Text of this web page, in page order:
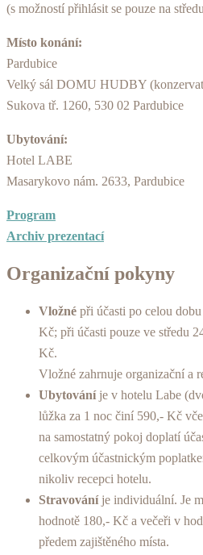
(s možností přihlásit se pouze na
Místo konání:
Pardubice
Velký sál DOMU HUDBY
Sukova tř. 1260, 530 02 Pardubice
Ubytování:
Hotel LABE
Masarykovo nám. 2633, Pardubice
Program
Archiv prezentací
Organizační pokyny
Vložné při účasti po celou
Kč; při účasti pouze ve středu
Kč.
Vložné zahrnuje organizační a
Ubytováníje v hotelu Labe
lůžka za 1 noc činí 590,- Kč
na samostatný pokoj doplatí
celkovým účastnickým
nikoliv recepci hotelu.
Stravováníje individuální. Je
hodnotě 180,- Kč a večeři v
předem zajištěného místa.